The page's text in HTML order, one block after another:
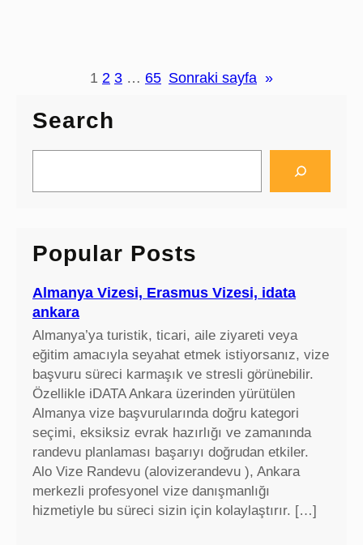
v
n
t
b
k
s
d
s
f
a
1 2 3 … 65 Sonraki sayfa »
Search
a
h
Popular Posts
Almanya Vizesi, Erasmus Vizesi, idata
ankara
Almanya’ya turistik, ticari, aile ziyareti veya
eğitim amacıyla seyahat etmek istiyorsanız, vize
başvuru süreci karmaşık ve stresli görünebilir.
Özellikle iDATA Ankara üzerinden yürütülen
Almanya vize başvurularında doğru kategori
seçimi, eksiksiz evrak hazırlığı ve zamanında
randevu planlaması başarıyı doğrudan etkiler.
Alo Vize Randevu (alovizerandevu ), Ankara
merkezli profesyonel vize danışmanlığı
hizmetiyle bu süreci sizin için kolaylaştırır. […]